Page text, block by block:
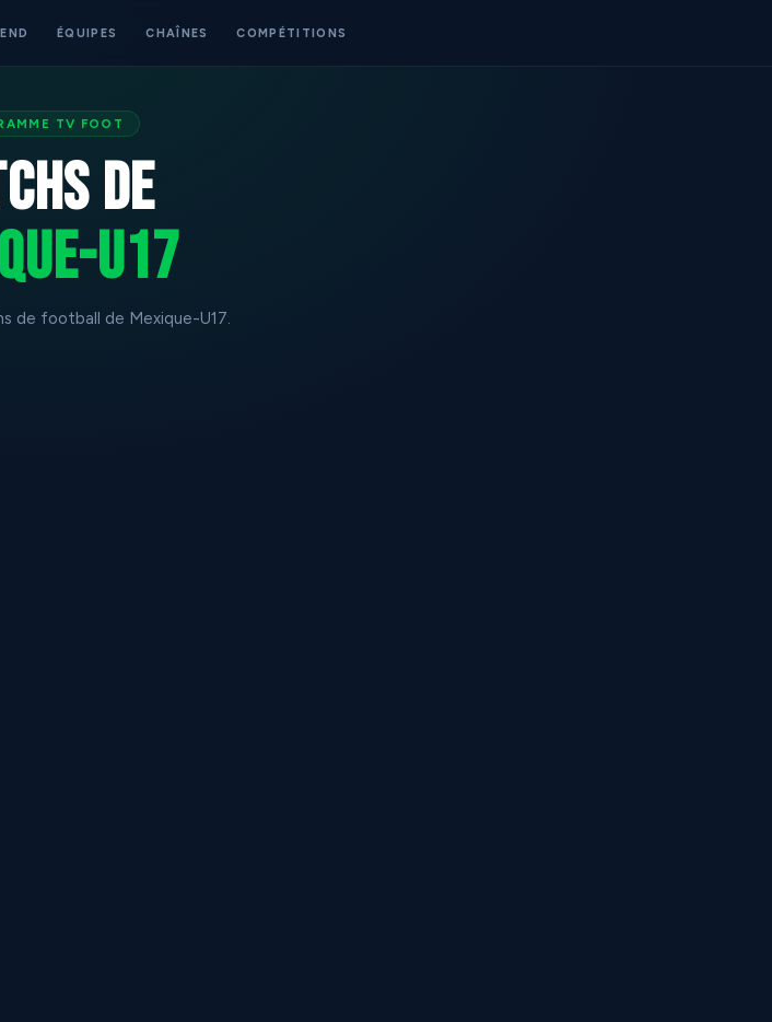
ÉQUIPES CHAÎNES COMPÉTITIONS
TV FOOT
de
U17
de football de Mexique-U17.